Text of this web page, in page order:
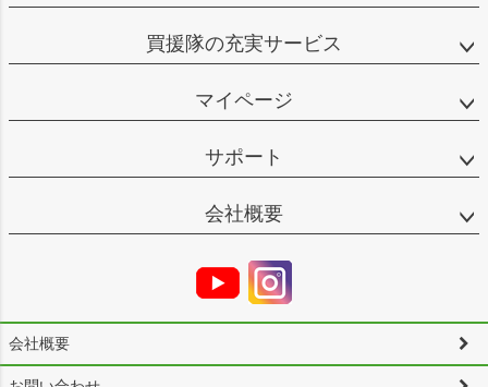
買援隊の充実サービス
マイページ
サポート
会社概要
会社概要